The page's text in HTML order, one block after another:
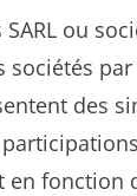
ou
sociétés
des
fonction